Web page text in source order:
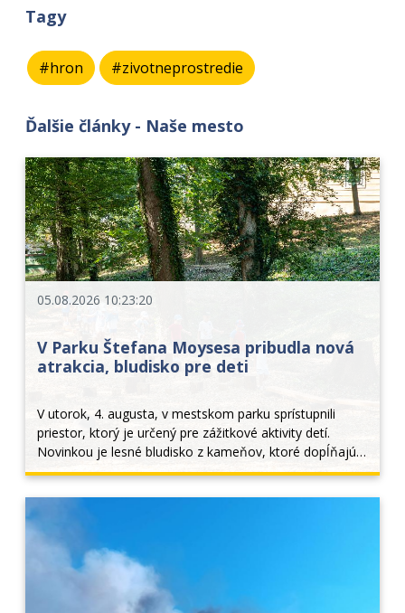
Tagy
#hron #zivotneprostredie
Ďalšie články - Naše mesto
05.08.2026 10:23:20
V Parku Štefana Moysesa pribudla nová
atrakcia, bludisko pre deti
V utorok, 4. augusta, v mestskom parku sprístupnili
priestor, ktorý je určený pre zážitkové aktivity detí.
Novinkou je lesné bludisko z kameňov, ktoré dopĺňajú
drevené prvky z guľatiny a rôzne drevené lavičky, na